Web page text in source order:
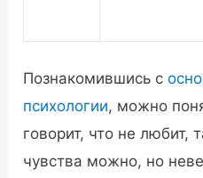
Познакомившись с
психологии, можно
говорит, что не любит,
чувства можно, но